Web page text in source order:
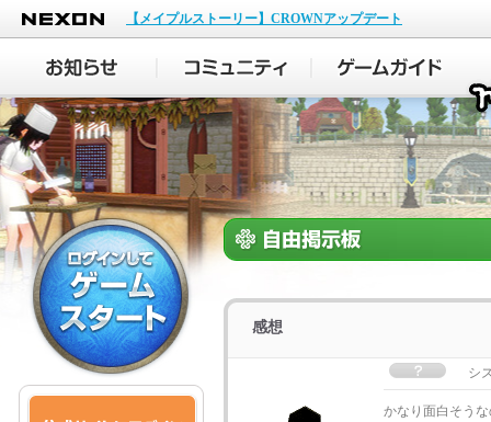
NEXON
【メイプルストーリー】CROWNアップデート
感想
シ
かなり面白そう